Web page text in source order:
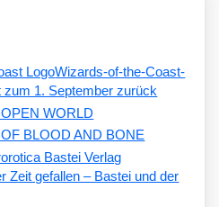
Wizards-of-the-Coast-
zum 1. September zurück
WORLD
BLOOD AND BONE
Zeit gefallen – Bastei und der